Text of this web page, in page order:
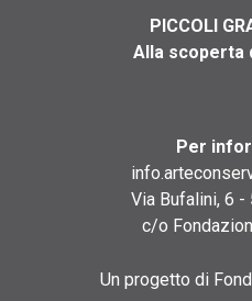
PICCOLI
Alla scoperta
Per
Via Bufalini, 6
c/o
Un progetto di